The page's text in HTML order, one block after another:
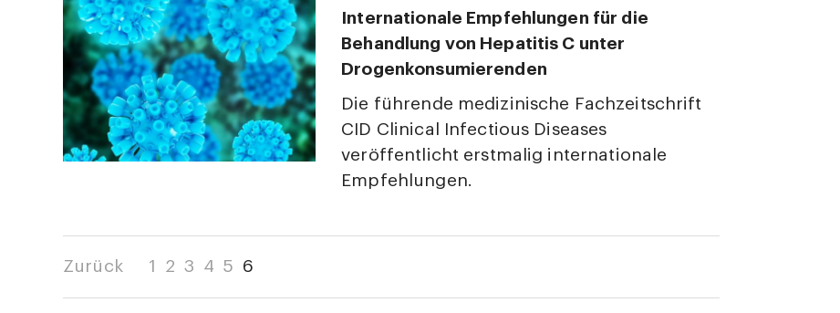
Internationale Empfehlungen für die
Behandlung von Hepatitis C unter
Drogenkonsumierenden
Die führende medizinische Fachzeitschrift
CID Clinical Infectious Diseases
veröffentlicht erstmalig internationale
Empfehlungen.
Zurück 1 2 3 4 5 6